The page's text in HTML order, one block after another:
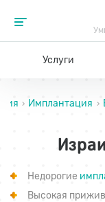
Услуги
› Имплантация ›
Недорогие
Высокая